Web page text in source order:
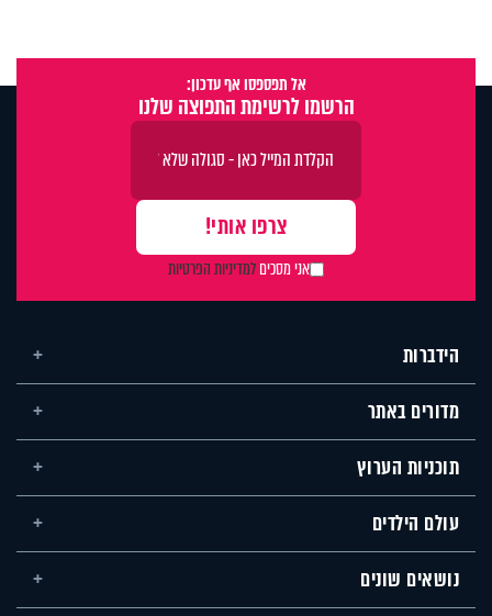
אל תפספסו אף עדכון:
הרשמו לרשימת התפוצה שלנו
אני מסכיםלמדיניות הפרטיות
הידברות
מדורים באתר
תוכניות הערוץ
עולם הילדים
נושאים שונים